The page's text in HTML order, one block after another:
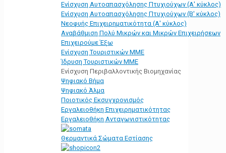
Ενίσχυση Αυτοαπασχόλησης Πτυχιούχων (Α' κύκλος)
Ενίσχυση Αυτοαπασχόλησης Πτυχιούχων (Β' κύκλος)
Νεοφυής Επιχειρηματικότητα (Α' κύκλος)
Αναβάθμιση Πολύ Μικρών και Μικρών Επιχειρήσεων
Επιχειρούμε Έξω
Ενίσχυση Τουριστικών ΜΜΕ
Ίδρυση Τουριστικών ΜΜΕ
Ενίσχυση Περιβαλλοντικής Βιομηχανίας
Ψηφιακό Βήμα
Ψηφιακό Άλμα
Ποιοτικός Εκσυγχρονισμός
Εργαλειοθήκη Eπιχειρηματικότητας
Εργαλειοθήκη Ανταγωνιστικότητας
Θερμαντικά Σώματα Εστίασης